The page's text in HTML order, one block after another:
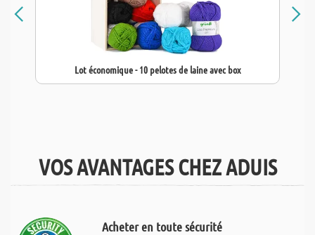
Lot économique - 10 pelotes de laine avec box
VOS AVANTAGES CHEZ ADUIS
Acheter en toute sécurité